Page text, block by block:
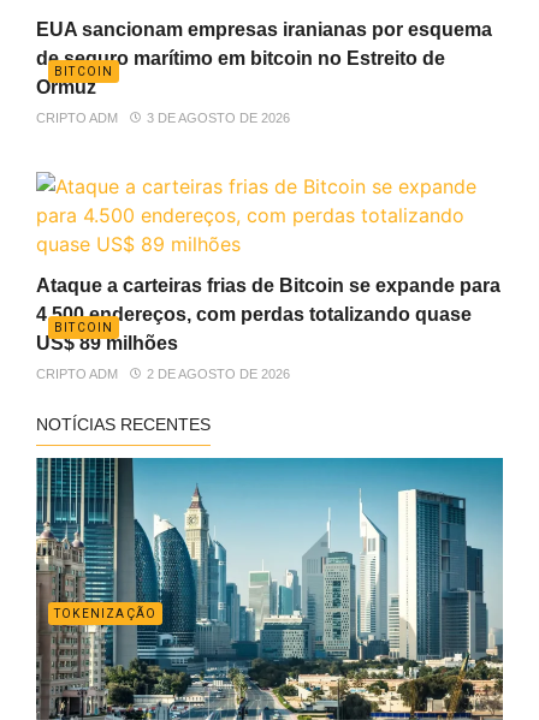
BITCOIN
EUA sancionam empresas iranianas por esquema
de seguro marítimo em bitcoin no Estreito de
Ormuz
CRIPTO ADM 3 DE AGOSTO DE 2026
BITCOIN
Ataque a carteiras frias de Bitcoin se expande para
4.500 endereços, com perdas totalizando quase
US$ 89 milhões
CRIPTO ADM 2 DE AGOSTO DE 2026
NOTÍCIAS RECENTES
TOKENIZAÇÃO